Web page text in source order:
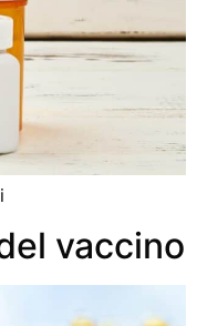
vaccino